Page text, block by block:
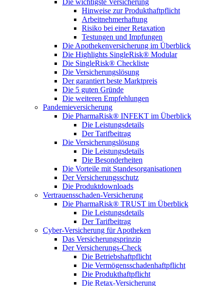
Die wichtigste Versicherung
Hinweise zur Produkthaftpflicht
Arbeitnehmerhaftung
Risiko bei einer Retaxation
Testungen und Impfungen
Die Apothekenversicherung im Überblick
Die Highlights SingleRisk® Modular
Die SingleRisk® Checkliste
Die Versicherungslösung
Der garantiert beste Marktpreis
Die 5 guten Gründe
Die weiteren Empfehlungen
Pandemieversicherung
Die PharmaRisk® INFEKT im Überblick
Die Leistungsdetails
Der Tarifbeitrag
Die Versicherungslösung
Die Leistungsdetails
Die Besonderheiten
Die Vorteile mit Standesorganisationen
Der Versicherungsschutz
Die Produktdownloads
Vertrauensschaden-Versicherung
Die PharmaRisk® TRUST im Überblick
Die Leistungsdetails
Der Tarifbeitrag
Cyber-Versicherung für Apotheken
Das Versicherungsprinzip
Der Versicherungs-Check
Die Betriebshaftpflicht
Die Vermögensschadenhaftpflicht
Die Produkthaftpflicht
Die Retax-Versicherung